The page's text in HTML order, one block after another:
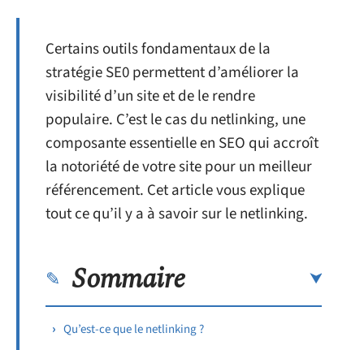
Certains outils fondamentaux de la
stratégie SE0 permettent d’améliorer la
visibilité d’un site et de le rendre
populaire. C’est le cas du netlinking, une
composante essentielle en SEO qui accroît
la notoriété de votre site pour un meilleur
référencement. Cet article vous explique
tout ce qu’il y a à savoir sur le netlinking.
Sommaire
Qu’est-ce que le netlinking ?